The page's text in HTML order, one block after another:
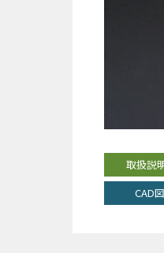
取扱説
CAD